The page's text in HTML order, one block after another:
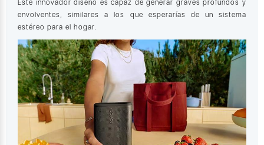
Este innovador diseño es capaz de generar graves profundos y
envolventes, similares a los que esperarías de un sistema
estéreo para el hogar.